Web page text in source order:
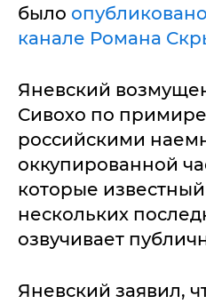
было
канале Романа
Яневский
Сивохо по
российскими
оккупированной
которые
нескольких
озвучивает
Яневский заявил,